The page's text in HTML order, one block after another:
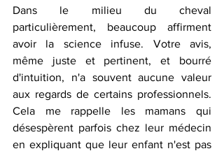
Dans le milieu du cheval
particulièrement, beaucoup affirment
avoir la science infuse. Votre avis,
même juste et pertinent, et bourré
d'intuition, n'a souvent aucune valeur
aux regards de certains professionnels.
Cela me rappelle les mamans qui
désespèrent parfois chez leur médecin
en expliquant que leur enfant n'est pas